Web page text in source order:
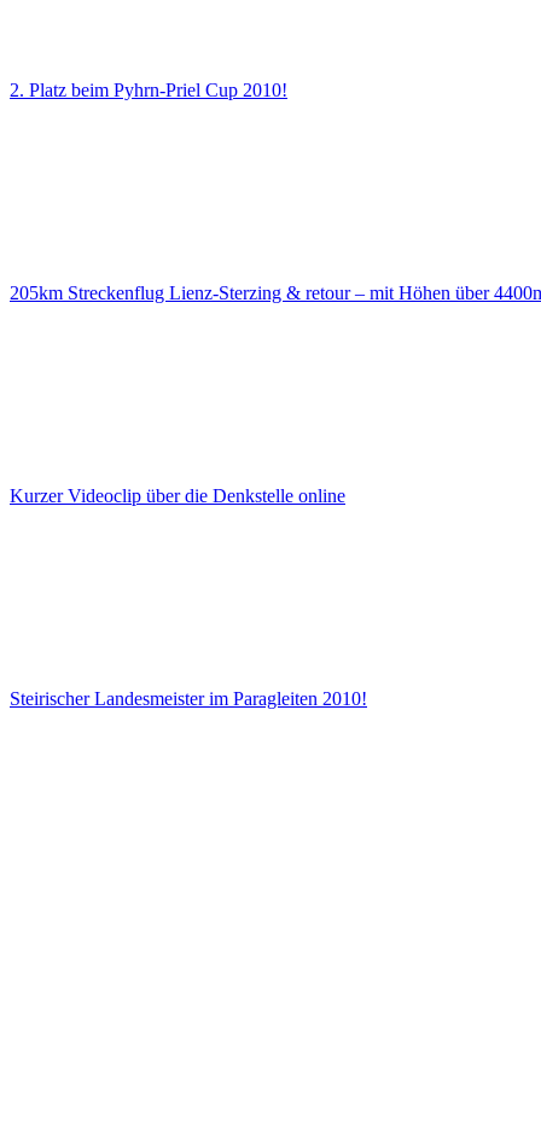
2. Platz beim Pyhrn-Priel Cup 2010!
205km Streckenflug Lienz-Sterzing & retour – mit Höhen über
Kurzer Videoclip über die Denkstelle online
Steirischer Landesmeister im Paragleiten 2010!